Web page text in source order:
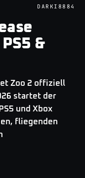
DARKI8884
&
Zoo 2 offiziell
startet der
und Xbox
fliegenden